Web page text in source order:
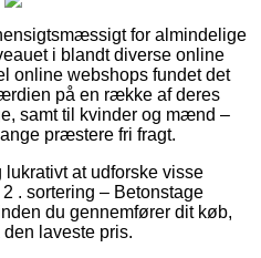
for almindelige
i blandt diverse online
online webshops fundet det
på en række af deres
samt til kvinder og mænd –
præstere fri fragt.
lukrativt at udforske visse
. sortering – Betonstage
du gennemfører dit køb,
laveste pris.